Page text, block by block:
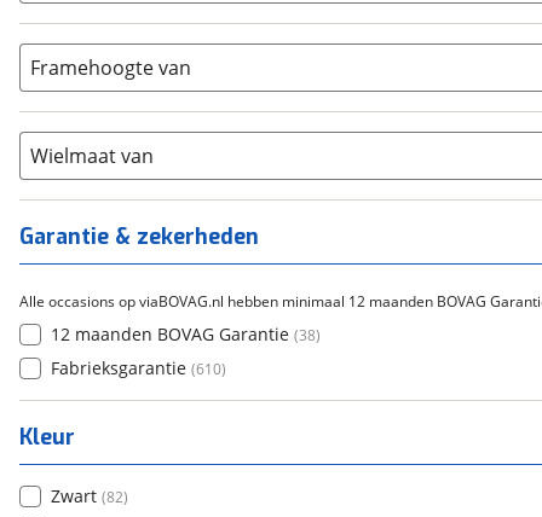
Gazelle (0)
Cortina (0)
Flyer (0)
Overig ( 0)
9-14
15-20 (7)
21+
Aluminium (360)
Carbon
Chroom-molybdeen (0)
Scandium
Staal (160)
Tica
Framehoogte van
Wielmaat van
Garantie & zekerheden
Alle occasions op viaBOVAG.nl hebben minimaal 12 maanden BOVAG
12 maanden BOVAG Garantie (38)
Fabrieksgarantie (610)
Kleur
Zwart (82)